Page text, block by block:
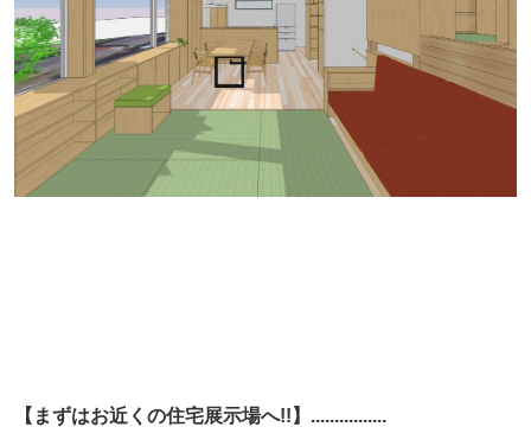
【まずはお近くの住宅展示場へ!!】................